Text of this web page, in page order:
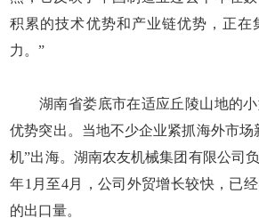
积累的技术优势和产业链优势，正在
力。”
湖南省娄底市在适应丘陵山地的小
优势突出。当地不少企业紧抓海外市场
机”出海。湖南农友机械集团有限公司
年1月至4月，公司外贸增长较快，已
的出口量。